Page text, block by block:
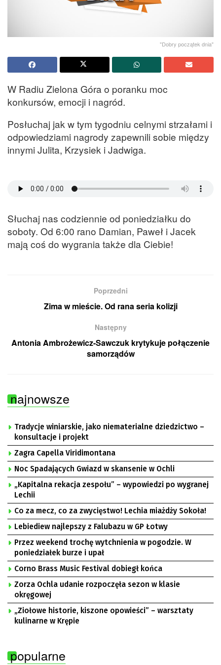
"Dobry początek dnia"
W Radiu Zielona Góra o poranku moc
konkursów, emocji i nagród.
Posłuchaj jak w tym tygodniu celnymi strzałami i
odpowiedziami nagrody zapewnili sobie między
innymi Julita, Krzysiek i Jadwiga.
Słuchaj nas codziennie od poniedziałku do
soboty. Od 6:00 rano Damian, Paweł i Jacek
mają coś do wygrania także dla Ciebie!
Poprzedni
Zima w mieście. Od rana seria kolizji
Następny
Antonia Ambrożewicz-Sawczuk krytykuje połączenie
samorządów
najnowsze
Tradycje winiarskie, jako niematerialne dziedzictwo –
konsultacje i projekt
Zagra Capella Viridimontana
Noc Spadających Gwiazd w skansenie w Ochli
„Kapitalna rekacja zespołu” – wypowiedzi po wygranej
Lechii
Co za mecz, co za zwycięstwo! Lechia miażdży Sokoła!
Lebiediew najlepszy z Falubazu w GP Łotwy
Przez weekend trochę wytchnienia w pogodzie. W
poniedziałek burze i upał
Corno Brass Music Festival dobiegł końca
Zorza Ochla udanie rozpoczęła sezon w klasie
okręgowej
„Ziołowe historie, kiszone opowieści” – warsztaty
kulinarne w Krępie
popularne